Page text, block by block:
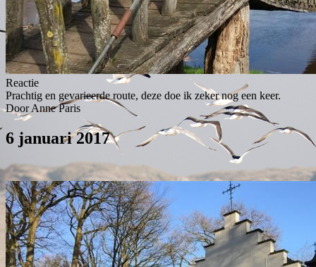
Reactie
Prachtig en gevarieerde route, deze doe ik zeker nog een keer.
Door Anne Paris
6 januari 2017